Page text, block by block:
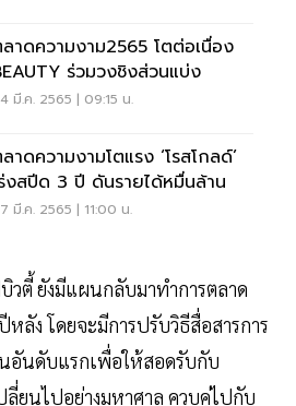
าดความงาม2565 โตต่อเนื่อง
ร่วมวงชิงส่วนแบ่ง
มี.ค. 2565 | 09:15 น.
าดความงามโตแรง ‘โรสโกลด์’
งสปีด 3 ปี ดันรายได้หมื่นล้าน
มี.ค. 2565 | 11:00 น.
ตี้ ยังมีแผนกลับมาทำการตลาด
ลัง โดยจะมีการปรับวิธีสื่อสารการ
อันดับแรกเพื่อให้สอดรับกับ
ยนไปอย่างมหาศาล ควบคู่ไปกับ